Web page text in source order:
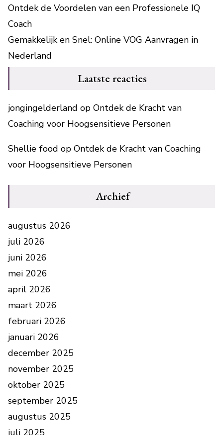
Ontdek de Voordelen van een Professionele IQ
Coach
Gemakkelijk en Snel: Online VOG Aanvragen in
Nederland
Laatste reacties
jongingelderland op Ontdek de Kracht van
Coaching voor Hoogsensitieve Personen
Shellie food op Ontdek de Kracht van Coaching
voor Hoogsensitieve Personen
Archief
augustus 2026
juli 2026
juni 2026
mei 2026
april 2026
maart 2026
februari 2026
januari 2026
december 2025
november 2025
oktober 2025
september 2025
augustus 2025
juli 2025